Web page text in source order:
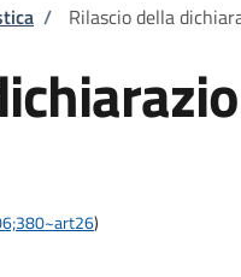
/ Rilascio della
)